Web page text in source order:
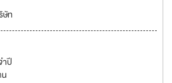
ษัท
ำปี